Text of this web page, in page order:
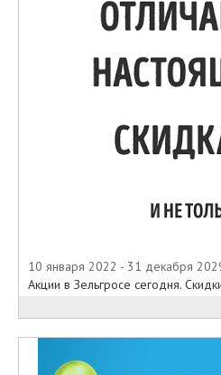
10 января 2022 - 31 декабря
Акции в Зельгросе сегодня.